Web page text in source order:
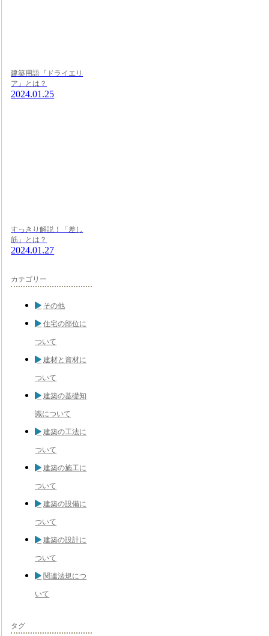
建築用語『ドライエリ
ア』とは？
2024.01.25
すっきり解説！「差し
筋」とは？
2024.01.27
カテゴリー
その他
住宅の部位に
ついて
建材と資材に
ついて
建築の基礎知
識について
建築の工法に
ついて
建築の施工に
ついて
建築の設備に
ついて
建築の設計に
ついて
関連法規につ
いて
タグ